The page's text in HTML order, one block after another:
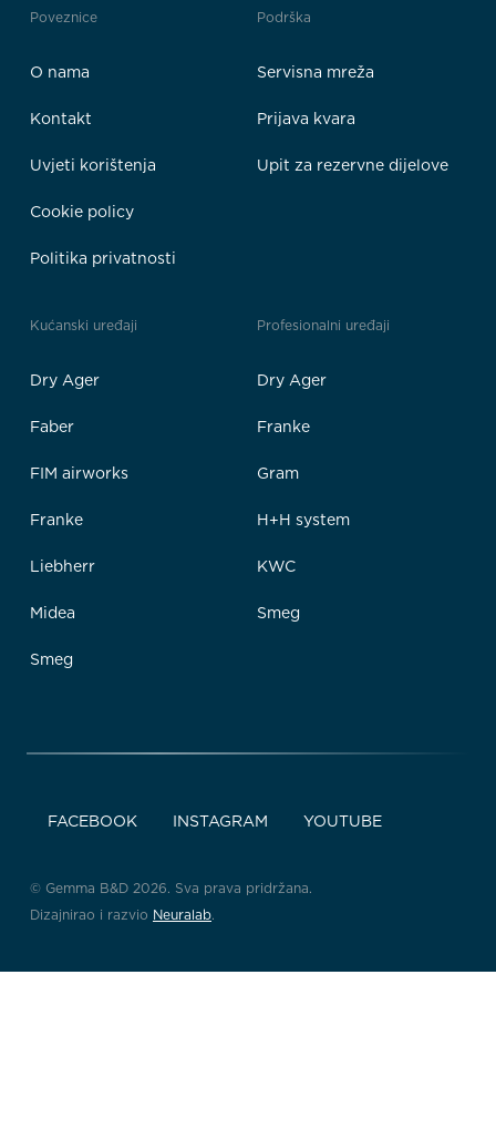
Poveznice
O nama
Kontakt
Uvjeti korištenja
Cookie policy
Politika privatnosti
Podrška
Servisna mreža
Prijava kvara
Upit za rezervne dijelove
Kućanski uređaji
Dry Ager
Faber
FIM airworks
Franke
Liebherr
Midea
Smeg
Profesionalni uređaji
Dry Ager
Franke
Gram
H+H system
KWC
Smeg
FACEBOOK INSTAGRAM YOUTUBE
© Gemma B&D 2026. Sva prava pridržana.
Dizajnirao i razvio Neuralab.